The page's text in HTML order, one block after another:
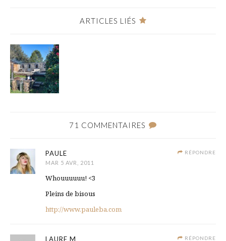
ARTICLES LIÉS
71 COMMENTAIRES
RÉPONDRE
PAULE
MAR 5 AVR, 2011
Whouuuuuu! <3
Pleins de bisous
http://www.pauleba.com
RÉPONDRE
LAURE M